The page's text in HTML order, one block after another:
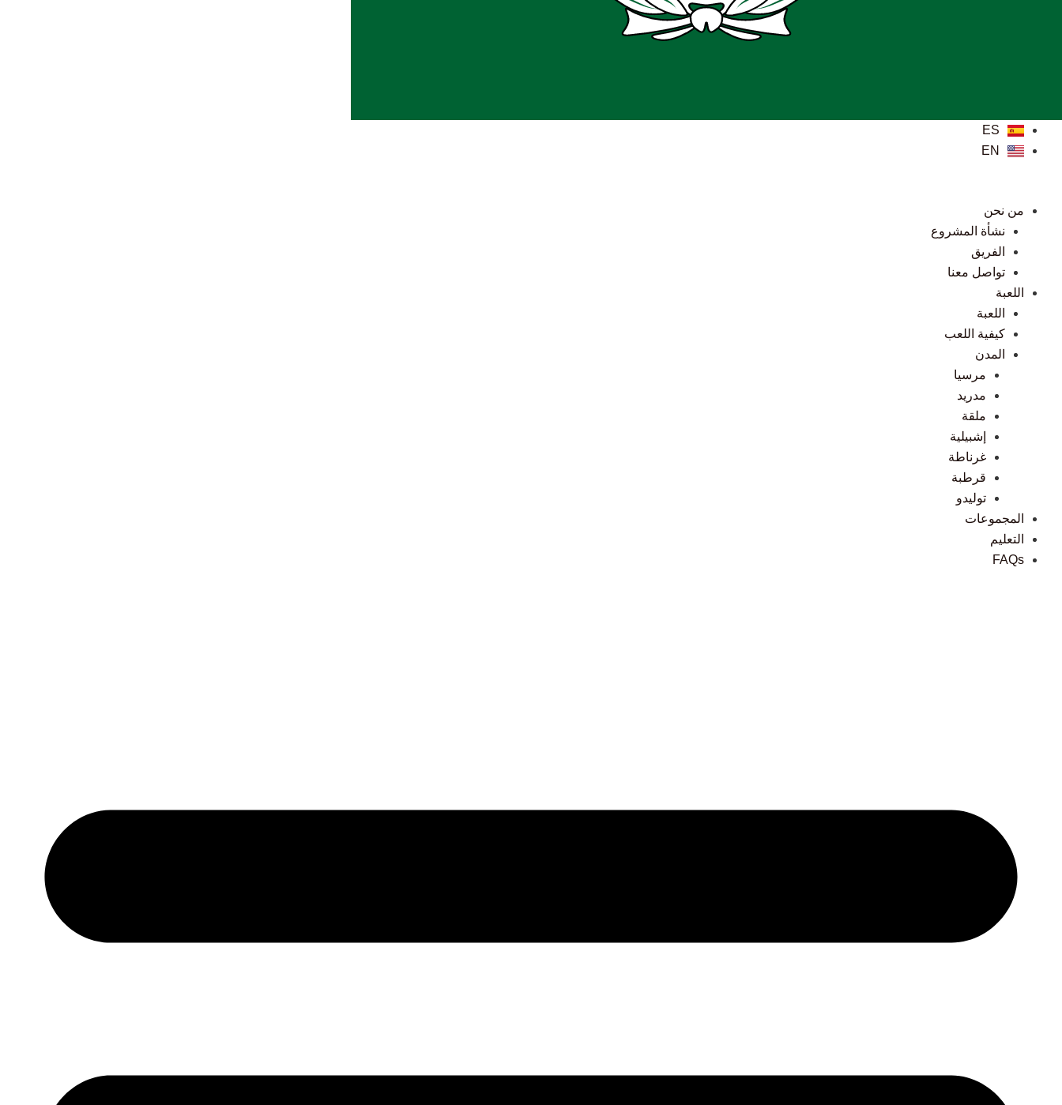
ES
EN
من نحن
نشأة المشروع
الفريق
تواصل معنا
اللعبة
اللعبة
كيفية اللعب
المدن
مرسيا
مدريد
ملقة
إشبيلية
غرناطة
قرطبة
توليدو
المجموعات
التعليم
FAQs